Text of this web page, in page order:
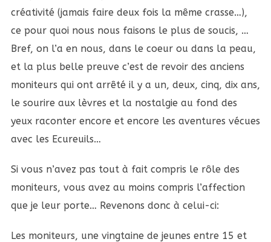
créativité (jamais faire deux fois la même crasse…),
ce pour quoi nous nous faisons le plus de soucis, …
Bref, on l’a en nous, dans le coeur ou dans la peau,
et la plus belle preuve c’est de revoir des anciens
moniteurs qui ont arrêté il y a un, deux, cinq, dix ans,
le sourire aux lèvres et la nostalgie au fond des
yeux raconter encore et encore les aventures vécues
avec les Ecureuils…
Si vous n’avez pas tout à fait compris le rôle des
moniteurs, vous avez au moins compris l’affection
que je leur porte… Revenons donc à celui-ci:
Les moniteurs, une vingtaine de jeunes entre 15 et